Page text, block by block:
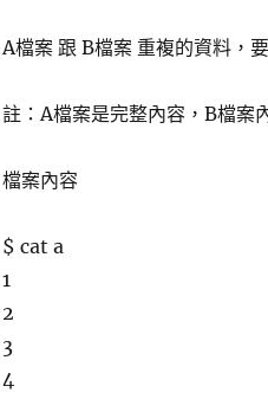
A檔案 跟 B檔案 重複的資料，
註：A檔案是完整內容，B檔案
檔案內容
$ cat a
1
2
3
4